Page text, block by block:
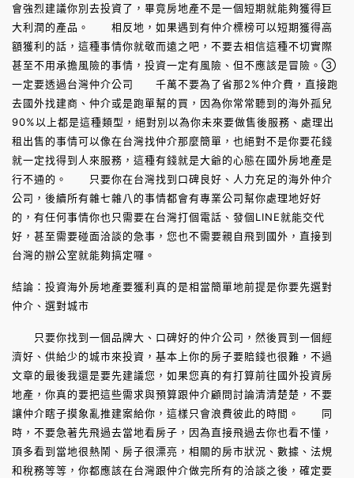
會強烈建議你別去投資了，畢竟房地產不是一個短期就能夠獲得巨
大利潤的產品。 相反地，如果遇到有仲介標榜可以短期獲得高
額獲利的話，這種事情你就敬而遠之吧，不要去相信這種不切實際
甚至不用承擔風險的事情，投資一定有風險、但不應該是冒險。③
一定要透過台灣仲介公司 千萬不要為了省那2%仲介費，直接跑
去國外找建商、仲介或是跑單幫的買，因為你常常聽到的海外孤兒
90%以上都是這種類型，絕對別以為你未來要做售後服務、處理出
租出售的事情可以像在台灣找仲介那麼簡單，也絕對不是你要花錢
就一定找得到人來服務，這種有錢就是大爺的心態在國外房地產是
行不通的。 只要你在台灣找到口碑良好、人力充足的海外仲介
公司，後續所有雜七雜八的事情都會有專業公司幫你處理地好好
的，有任何事情你也只需要在台灣打個電話、發個LINE就能交代
好，甚至需要碰面洽談的急事，您也不需要親自飛到國外，直接到
台灣的辦公室就能夠搞定囉。
結論：投資海外房地產要獲利真的是相當簡單地前提是你要先選對
仲介、選對城市
只要你找到一個品牌大、口碑好的仲介公司，然後買到一個經
濟好、供給少的城市來投資，基本上你的房子要賠錢也很難，不過
文章的最後我還是要先建議您，如果您真的有打算前往國外投資房
地產，你真的要把這些需求與預算跟仲介顧問討論清清楚楚，不要
讓仲介瞎子摸象亂推建案給你，這樣只會浪費彼此的時間。 同
時，不要急著先飛過去當地看房子，因為直接飛過去你也看不懂，
頂多看到當地很熱鬧、房子很漂亮，相關的房市狀況、數據、法規
和稅務等等，你都應該在台灣跟仲介做完所有的洽談之後，確定要